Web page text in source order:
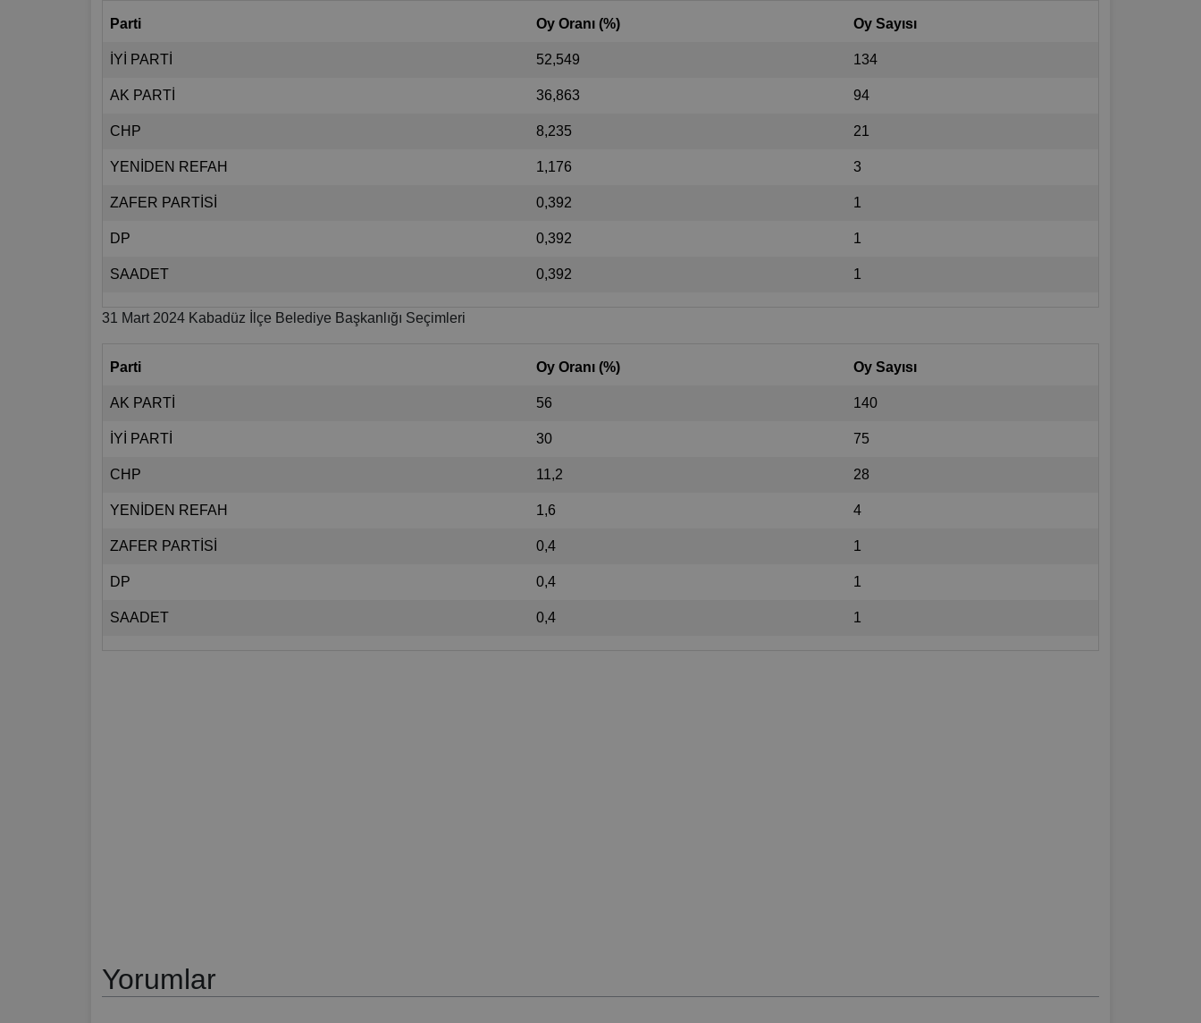
Parti Oy Oranı (%) Oy Sayısı
İYİ PARTİ 52,549 134
AK PARTİ 36,863 94
CHP 8,235 21
YENİDEN REFAH 1,176 3
ZAFER PARTİSİ 0,392 1
DP 0,392 1
SAADET 0,392 1
31 Mart 2024 Kabadüz İlçe Belediye Başkanlığı Seçimleri
Parti Oy Oranı (%) Oy Sayısı
AK PARTİ 56 140
İYİ PARTİ 30 75
CHP 11,2 28
YENİDEN REFAH 1,6 4
ZAFER PARTİSİ 0,4 1
DP 0,4 1
SAADET 0,4 1
Yorumlar